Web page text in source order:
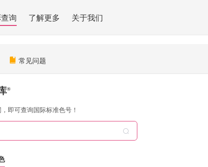
询 了解更多 关于我们
常见问题
®
即可查询国际标准色号！